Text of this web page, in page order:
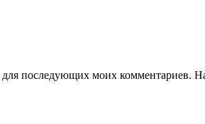
для последующих моих